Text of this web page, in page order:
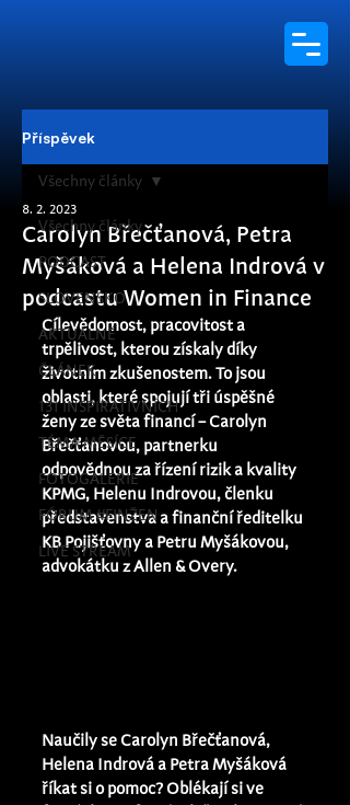
Příspěvek
Všechny články
PODCAST
SLOVENSKO
AKTUÁLNĚ
ČLÁNEK
131 INSPIRATIVNÍCH
TÉMA MĚSÍCE
FOTOGALERIE
FÓRUM #FINŽEN
LIVE STREAM
Všechny články
Carolyn Břečťanová, Petra
Myšáková a Helena Indrová v
podcastu Women in Finance
8. 2. 2023
Cílevědomost, pracovitost a
trpělivost, kterou získaly díky
životním zkušenostem. To jsou
oblasti, které spojují tři úspěšné
ženy ze světa financí – Carolyn
Břečťanovou, partnerku
odpovědnou za řízení rizik a kvality
KPMG, Helenu Indrovou, členku
představenstva a finanční ředitelku
KB Pojišťovny a Petru Myšákovou,
advokátku z Allen & Overy.
Naučily se Carolyn Břečťanová,
Helena Indrová a Petra Myšáková
říkat si o pomoc? Oblékají si ve